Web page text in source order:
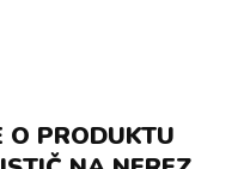
O PRODUKTU